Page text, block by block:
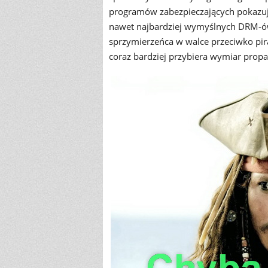
programów zabezpieczających
nawet najbardziej wymyślnych DRM-
sprzymierzeńca w walce przeciwko
coraz bardziej przybiera wymiar